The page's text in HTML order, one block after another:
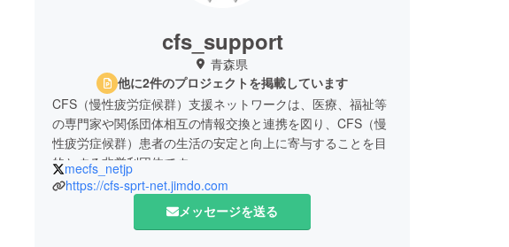
cfs_support
青森県
他に2件のプロジェクトを掲載しています
CFS（慢性疲労症候群）支援ネットワークは、医療、福祉等
の専門家や関係団体相互の情報交換と連携を図り、CFS（慢
性疲労症候群）患者の生活の安定と向上に寄与することを目
的とする非営利団体です。
【ここ1年の活動】
・2019年4月 衆議院議員会館にて関係省庁との懇談会
mecfs_netjp
https://cfs-sprt-net.jimdo.com
メッセージを送る